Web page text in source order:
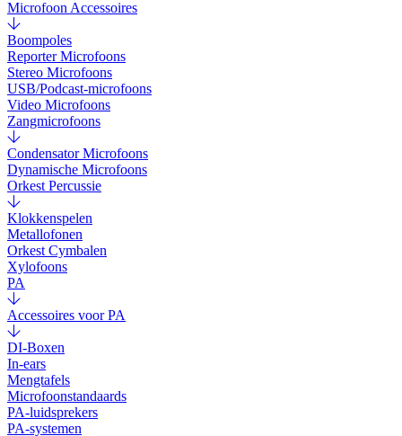
Microfoon Accessoires
Boompoles
Reporter Microfoons
Stereo Microfoons
USB/Podcast-microfoons
Video Microfoons
Zangmicrofoons
Condensator Microfoons
Dynamische Microfoons
Orkest Percussie
Klokkenspelen
Metallofonen
Orkest Cymbalen
Xylofoons
PA
Accessoires voor PA
DI-Boxen
In-ears
Mengtafels
Microfoonstandaards
PA-luidsprekers
PA-systemen